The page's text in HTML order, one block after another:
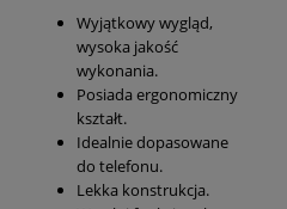
Wyjątkowy wygląd,
wysoka jakość
wykonania.
Posiada ergonomiczny
kształt.
Idealnie dopasowane
do telefonu.
Lekka konstrukcja.